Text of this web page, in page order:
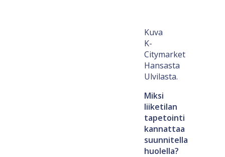
Kuva
K-
Citymarket
Hansasta
Ulvilasta.
Miksi
liiketilan
tapetointi
kannattaa
suunnitella
huolella?